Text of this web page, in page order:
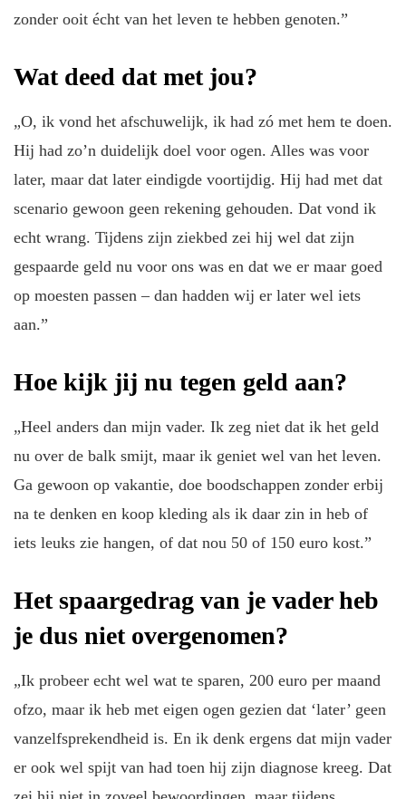
zonder ooit écht van het leven te hebben genoten.”
Wat deed dat met jou?
„O, ik vond het afschuwelijk, ik had zó met hem te doen.
Hij had zo’n duidelijk doel voor ogen. Alles was voor
later, maar dat later eindigde voortijdig. Hij had met dat
scenario gewoon geen rekening gehouden. Dat vond ik
echt wrang. Tijdens zijn ziekbed zei hij wel dat zijn
gespaarde geld nu voor ons was en dat we er maar goed
op moesten passen – dan hadden wij er later wel iets
aan.”
Hoe kijk jij nu tegen geld aan?
„Heel anders dan mijn vader. Ik zeg niet dat ik het geld
nu over de balk smijt, maar ik geniet wel van het leven.
Ga gewoon op vakantie, doe boodschappen zonder erbij
na te denken en koop kleding als ik daar zin in heb of
iets leuks zie hangen, of dat nou 50 of 150 euro kost.”
Het spaargedrag van je vader heb
je dus niet overgenomen?
„Ik probeer echt wel wat te sparen, 200 euro per maand
ofzo, maar ik heb met eigen ogen gezien dat ‘later’ geen
vanzelfsprekendheid is. En ik denk ergens dat mijn vader
er ook wel spijt van had toen hij zijn diagnose kreeg. Dat